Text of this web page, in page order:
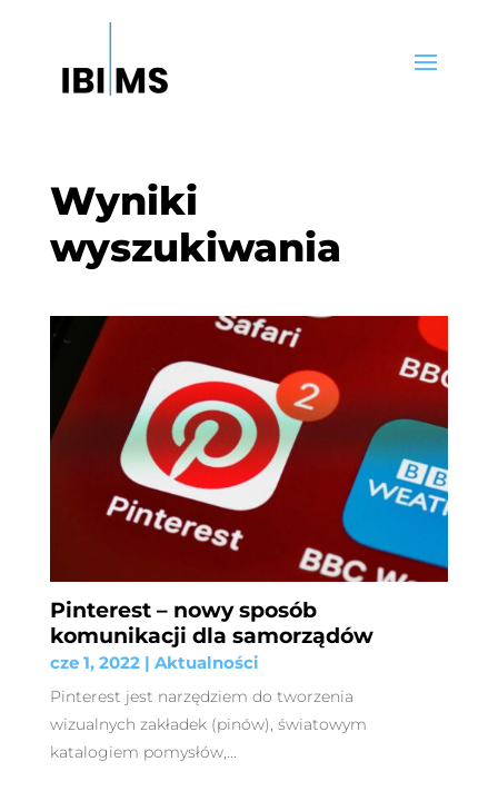
Wyniki
wyszukiwania
Pinterest – nowy sposób
komunikacji dla samorządów
cze 1, 2022| Aktualności
Pinterest jest narzędziem do tworzenia
wizualnych zakładek (pinów), światowym
katalogiem pomysłów,...